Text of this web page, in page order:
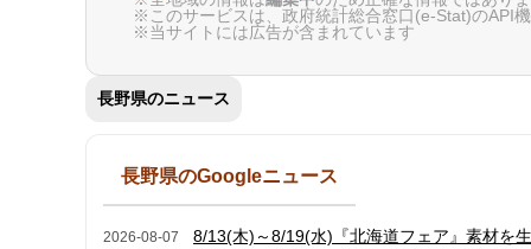
※このサービスは、政府統計総合窓口(e-Stat)のAPI
※当サイトには広告が含まれています
長野県のニュース
長野県のGoogleニュース
2026-08-07 8/13(木)～8/19(水)『北海道フェア』素材を